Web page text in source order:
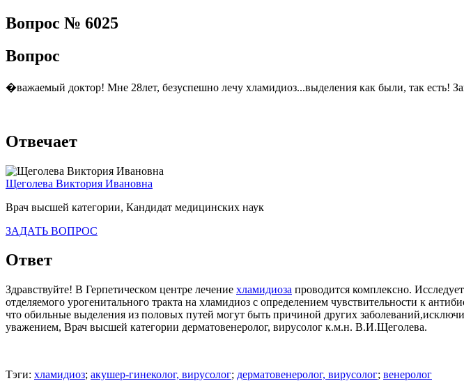
Вопрос № 6025
Вопрос
�важаемый доктор! Мне 28лет, безуспешно лечу хламидиоз...выделения как были, так есть!
Отвечает
Щеголева Виктория Ивановна
Врач высшей категории, Кандидат медицинских наук
ЗАДАТЬ ВОПРОС
Ответ
Здравствуйте! В Герпетическом центре лечение хламидиоза проводится комплексно.
отделяемого урогенитального тракта на хламидиоз с определением чувствительности к
что обильные выделения из половых путей могут быть причиной других
уважением, Врач высшей категории дерматовенеролог, вирусолог к.м.н. В.И.Щеголева.
Тэги: хламидиоз; акушер-гинеколог, вирусолог; дерматовенеролог, вирусолог; венеролог